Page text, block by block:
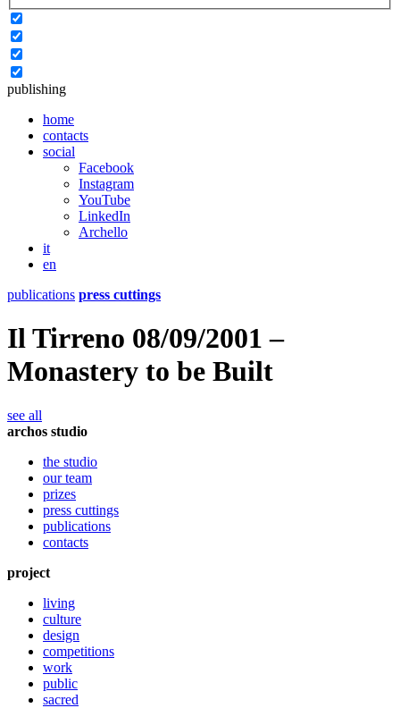
publishing
home
contacts
social
Facebook
Instagram
YouTube
LinkedIn
Archello
it
en
publications press cuttings
Il Tirreno 08/09/2001 –
Monastery to be Built
see all
archos studio
the studio
our team
prizes
press cuttings
publications
contacts
project
living
culture
design
competitions
work
public
sacred